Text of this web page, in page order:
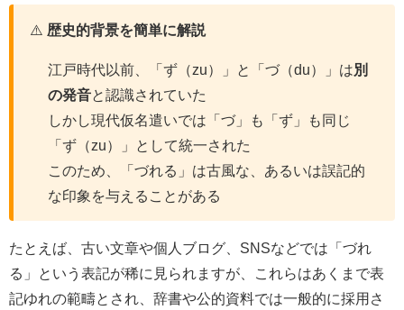
⚠️ 歴史的背景を簡単に解説
江戸時代以前、「ず（zu）」と「づ（du）」は別
の発音と認識されていた
しかし現代仮名遣いでは「づ」も「ず」も同じ
「ず（zu）」として統一された
このため、「づれる」は古風な、あるいは誤記的
な印象を与えることがある
たとえば、古い文章や個人ブログ、SNSなどでは「づれ
る」という表記が稀に見られますが、これらはあくまで表
記ゆれの範疇とされ、辞書や公的資料では一般的に採用さ